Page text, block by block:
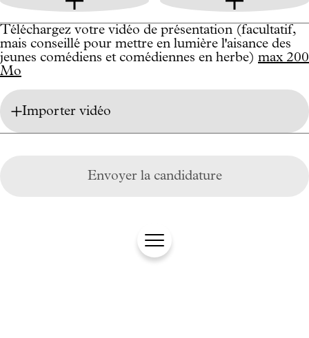
Téléchargez votre vidéo de présentation (facultatif,
mais conseillé pour mettre en lumière l'aisance des
jeunes comédiens et comédiennes en herbe) max 200
Mo
Importer vidéo
Envoyer la candidature